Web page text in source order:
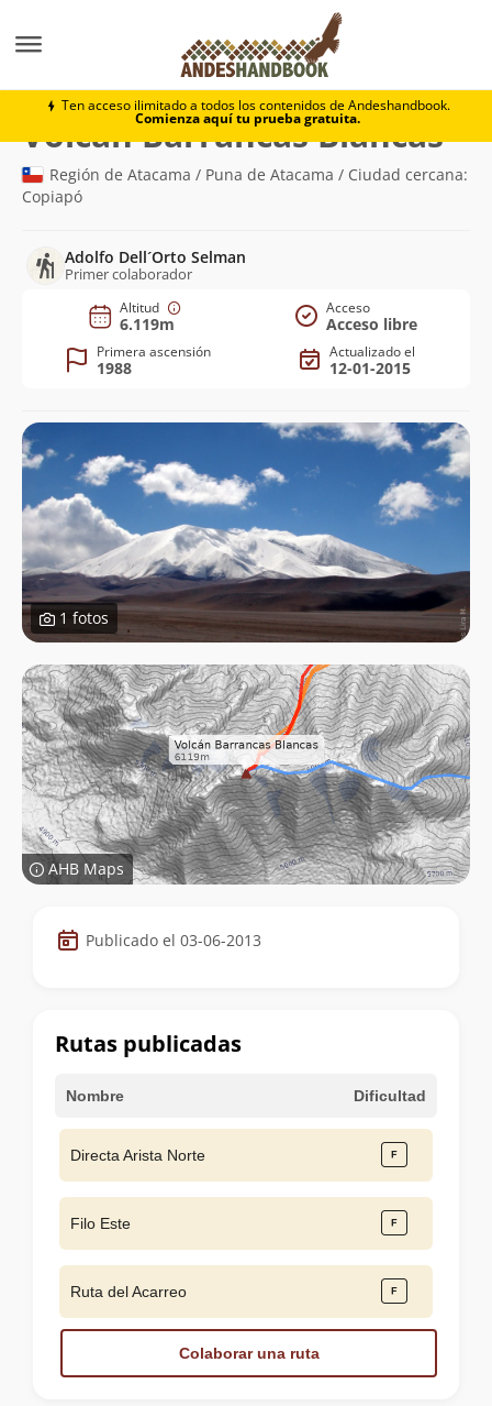
Ten acceso ilimitado a todos los contenidos de Andeshandbook.
Comienza aquí tu prueba gratuita.
Volcán Barrancas Blancas
Volcán Barrancas Blancas
Región de Atacama / Puna de Atacama / Ciudad cercana:
Copiapó
Adolfo Dell´Orto Selman
Primer colaborador
Altitud
6.119m
Acceso
Acceso libre
Primera ascensión
1988
Actualizado el
12-01-2015
1 fotos
AHB Maps
Datos
de
cumbre
Publicado el 03-06-2013
Rutas publicadas
Nombre Dificultad
Directa Arista Norte
Filo Este
Ruta del Acarreo
Colaborar una ruta